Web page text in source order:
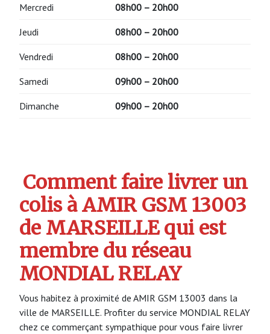
Mercredi 08h00 – 20h00
Jeudi 08h00 – 20h00
Vendredi 08h00 – 20h00
Samedi 09h00 – 20h00
Dimanche 09h00 – 20h00
Comment faire livrer un
colis à AMIR GSM 13003
de MARSEILLE qui est
membre du réseau
MONDIAL RELAY
Vous habitez à proximité de AMIR GSM 13003 dans la
ville de MARSEILLE. Profiter du service MONDIAL RELAY
chez ce commerçant sympathique pour vous faire livrer